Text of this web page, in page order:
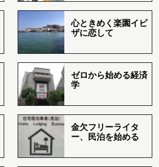
心ときめく楽園イビ
ザに恋して
ゼロから始める経済
学
金欠フリーライタ
ー、民泊を始める